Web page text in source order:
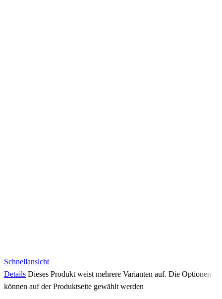
Schnellansicht
Details Dieses Produkt weist mehrere Varianten auf. Die Optionen
können auf der Produktseite gewählt werden